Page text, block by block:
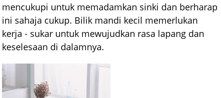
mencukupi untuk memadamkan sinki dan berharap
ini sahaja cukup. Bilik mandi kecil memerlukan
kerja - sukar untuk mewujudkan rasa lapang dan
keselesaan di dalamnya.